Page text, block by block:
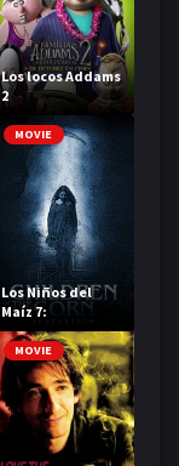
Los locos Addams
2
MOVIE
Los Niños del
Maíz 7:
Revelaciones
MOVIE